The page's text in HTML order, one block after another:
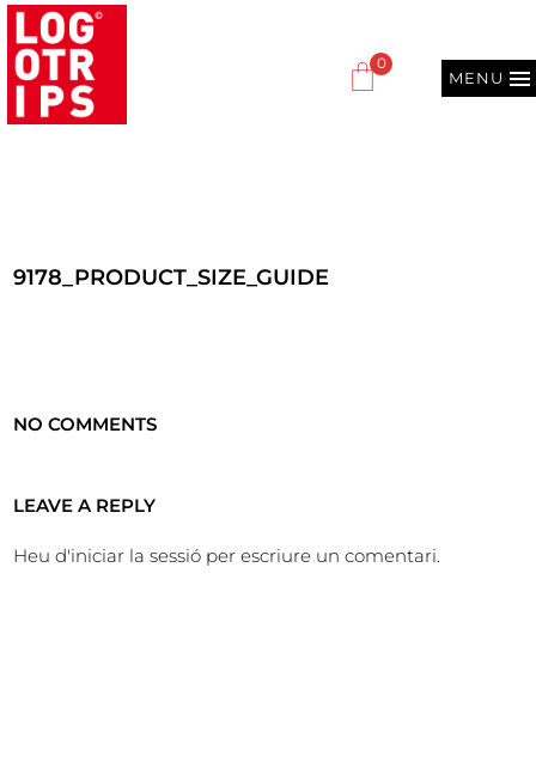
MENU
0
9178_PRODUCT_SIZE_GUIDE
NO COMMENTS
LEAVE A REPLY
Heu d'iniciar la sessió per escriure un comentari.